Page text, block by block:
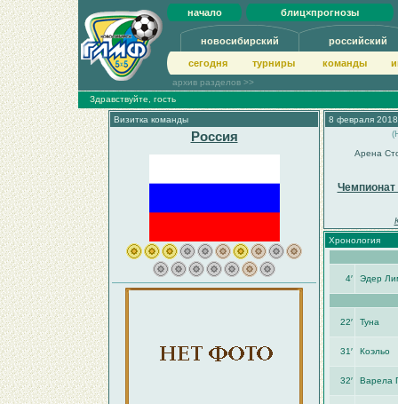
начало блиц×прогнозы
новосибирский российский
сегодня турниры команды
архив разделов >>
Здравствуйте, гость
Визитка команды
Россия
8 февраля
Арена
Хронология
4′ Эдер
22′ Туна
31′ Коэльо
32′ Варела